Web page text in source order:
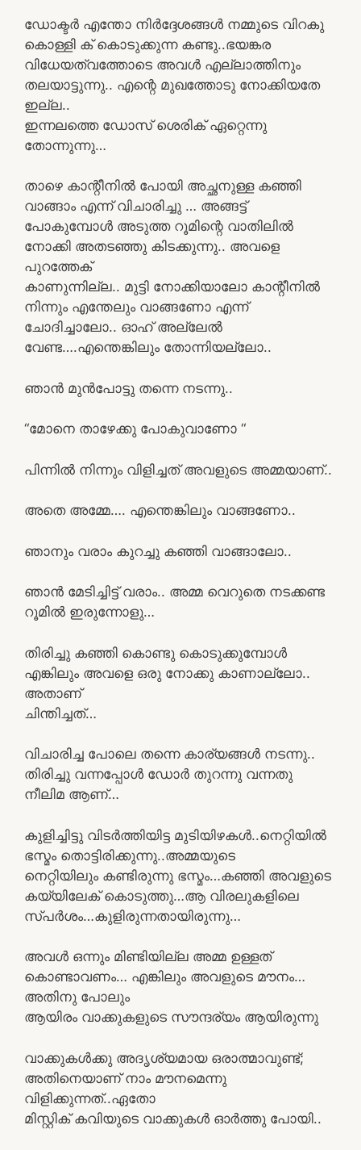
ഡോക്ടർ എന്തോ നിർദ്ദേശങ്ങൾ നമ്മുടെ വിറകു
കൊള്ളി ക് കൊടുക്കുന്ന കണ്ടു..ഭയങ്കര
വിധേയത്വത്തോടെ അവൾ എല്ലാത്തിനും
തലയാട്ടുന്നു.. എന്റെ മുഖത്തോടു നോക്കിയതേ
ഇല്ല..
ഇന്നലത്തെ ഡോസ് ശെരിക് ഏറ്റെന്നു
തോന്നുന്നു…
താഴെ കാന്റീനിൽ പോയി അച്ഛനുള്ള കഞ്ഞി
വാങ്ങാം എന്ന് വിചാരിച്ചു … അങ്ങട്ട്
പോകുമ്പോൾ അടുത്ത റൂമിന്റെ വാതിലിൽ
നോക്കി അതടഞ്ഞു കിടക്കുന്നു.. അവളെ
പുറത്തേക്
കാണുന്നില്ല.. മുട്ടി നോക്കിയാലോ കാന്റീനിൽ
നിന്നും എന്തേലും വാങ്ങണോ എന്ന്
ചോദിച്ചാലോ.. ഓഹ് അല്ലേൽ
വേണ്ട….എന്തെങ്കിലും തോന്നിയല്ലോ..
ഞാൻ മുൻപോട്ടു തന്നെ നടന്നു..
“മോനെ താഴേക്കു പോകുവാണോ “
പിന്നിൽ നിന്നും വിളിച്ചത് അവളുടെ അമ്മയാണ്..
അതെ അമ്മേ…. എന്തെങ്കിലും വാങ്ങണോ..
ഞാനും വരാം കുറച്ചു കഞ്ഞി വാങ്ങാലോ..
ഞാൻ മേടിച്ചിട്ട് വരാം.. അമ്മ വെറുതെ നടക്കണ്ട
റൂമിൽ ഇരുന്നോളു…
തിരിച്ചു കഞ്ഞി കൊണ്ടു കൊടുക്കുമ്പോൾ
എങ്കിലും അവളെ ഒരു നോക്കു കാണാല്ലോ..
അതാണ്
ചിന്തിച്ചത്…
വിചാരിച്ച പോലെ തന്നെ കാര്യങ്ങൾ നടന്നു..
തിരിച്ചു വന്നപ്പോൾ ഡോർ തുറന്നു വന്നതു
നീലിമ ആണ്‌…
കുളിച്ചിട്ടു വിടർത്തിയിട്ട മുടിയിഴകൾ..നെറ്റിയിൽ
ഭസ്മം തൊട്ടിരിക്കുന്നു..അമ്മയുടെ
നെറ്റിയിലും കണ്ടിരുന്നു ഭസ്മം…കഞ്ഞി അവളുടെ
കയ്യിലേക് കൊടുത്തു…ആ വിരലുകളിലെ
സ്പർശം…കുളിരുന്നതായിരുന്നു…
അവൾ ഒന്നും മിണ്ടിയില്ല അമ്മ ഉള്ളത്
കൊണ്ടാവണം… എങ്കിലും അവളുടെ മൗനം…
അതിനു പോലും
ആയിരം വാക്കുകളുടെ സൗന്ദര്യം ആയിരുന്നു
വാക്കുകൾക്കു അദൃശ്യമായ ഒരാത്മാവുണ്ട്;
അതിനെയാണ് നാം മൗനമെന്നു
വിളിക്കുന്നത്..ഏതോ
മിസ്റ്റിക് കവിയുടെ വാക്കുകൾ ഓർത്തു പോയി..